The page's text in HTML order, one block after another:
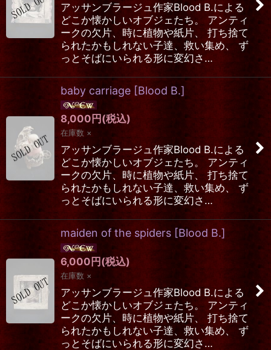
アッサンブラージュ作家Blood B.による
どこか懐かしいオブジェたち。 アンティ
ークの欠片、時に植物や紙片、 打ち捨て
られたかもしれない子達、救い集め、 ず
っとそばにいられる形に変幻さ…
baby carriage [Blood B.]
8,000 円 (税込)
在庫数 ×
アッサンブラージュ作家Blood B.による
どこか懐かしいオブジェたち。 アンティ
ークの欠片、時に植物や紙片、 打ち捨て
られたかもしれない子達、救い集め、 ず
っとそばにいられる形に変幻さ…
maiden of the spiders [Blood B.]
6,000円(税込)
在庫数 ×
アッサンブラージュ作家Blood B.による
どこか懐かしいオブジェたち。 アンティ
ークの欠片、時に植物や紙片、 打ち捨て
られたかもしれない子達、救い集め、 ず
っとそばにいられる形に変幻さ…